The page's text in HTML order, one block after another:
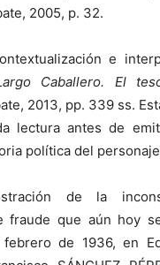
2005, p. 32.
e
Caballero. El
2013, pp. 339 ss.
lectura antes de
política del
de la
fraude que aún hoy
de 1936, en